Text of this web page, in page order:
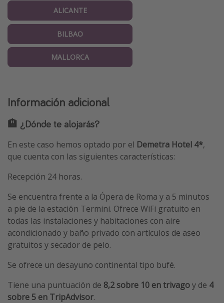
ALICANTE
BILBAO
MALLORCA
Información adicional
🏨 ¿Dónde te alojarás?
En este caso hemos optado por el Demetra Hotel 4*,
que cuenta con las siguientes características:
Recepción 24 horas.
Se encuentra frente a la Ópera de Roma y a 5 minutos
a pie de la estación Termini. Ofrece WiFi gratuito en
todas las instalaciones y habitaciones con aire
acondicionado y baño privado con artículos de aseo
gratuitos y secador de pelo.
Se ofrece un desayuno continental tipo bufé.
Tiene una puntuación de 8,2 sobre 10 en trivagoy de 4
sobre 5 en TripAdvisor.